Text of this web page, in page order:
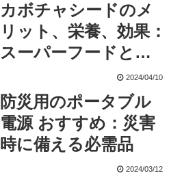
カボチャシードのメ
リット、栄養、効果：
スーパーフードとし
2024/04/10
防災用のポータブル
電源 おすすめ：災害
時に備える必需品
2024/03/12